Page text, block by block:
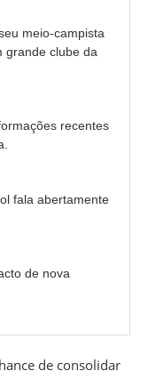
meio-campista
grande clube da
recentes
fala abertamente
de nova
de consolidar